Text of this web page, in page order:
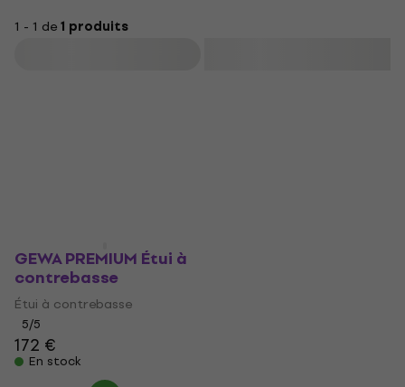
1 - 1 de1 produits
GEWA PREMIUM Étui à
contrebasse
Étui à contrebasse
5/5
172 €
En stock